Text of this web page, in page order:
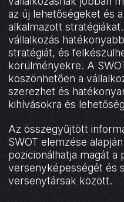
az új lehetőségeket és
alkalmazott
vállalkozás
stratégiát, és
körülményekre. A
köszönhetően a
szerezhet és
kihívásokra és
Az összegyűjtött
SWOT elemzése
pozicionálhatja magát a
versenyképességét és
versenytársak között.